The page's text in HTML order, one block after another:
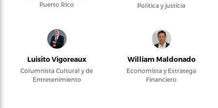
Puerto Rico
Política y justicia
Luisito Vigoreaux
Columnista Cultural y de
Entretenimiento
William Maldonado
Economista y Estratega
Financiero